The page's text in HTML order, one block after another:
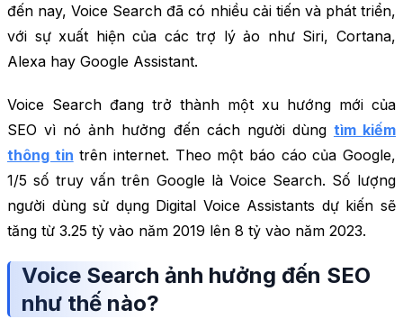
đến nay, Voice Search đã có nhiều cải tiến và phát triển,
với sự xuất hiện của các trợ lý ảo như Siri, Cortana,
Alexa hay Google Assistant.
Voice Search đang trở thành một xu hướng mới của
SEO vì nó ảnh hưởng đến cách người dùng tìm kiếm
thông tin trên internet. Theo một báo cáo của Google,
1/5 số truy vấn trên Google là Voice Search. Số lượng
người dùng sử dụng Digital Voice Assistants dự kiến sẽ
tăng từ 3.25 tỷ vào năm 2019 lên 8 tỷ vào năm 2023.
Voice Search ảnh hưởng đến SEO
như thế nào?